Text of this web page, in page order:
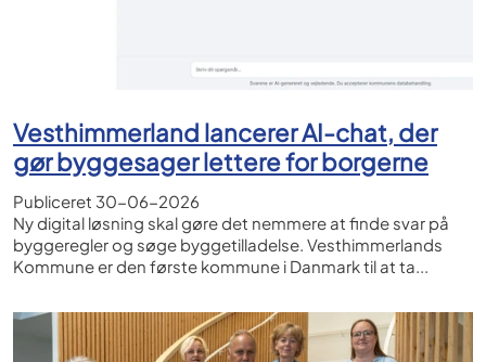
Vesthimmerland lancerer AI-chat, der
gør byggesager lettere for borgerne
Publiceret 30-06-2026
Ny digital løsning skal gøre det nemmere at finde svar på
byggeregler og søge byggetilladelse. Vesthimmerlands
Kommune er den første kommune i Danmark til at ta...